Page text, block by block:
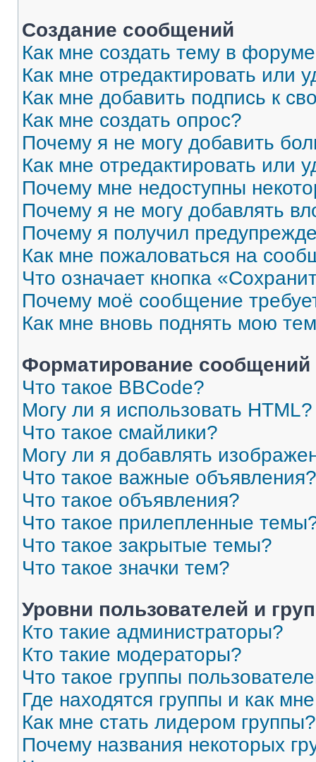
Создание сообщений
Как мне создать тему в
Как мне отредактировать или
Как мне добавить подпись к
Как мне создать опрос?
Почему я не могу добавить
Как мне отредактировать или
Почему мне недоступны
Почему я не могу добавлять
Почему я получил
Как мне пожаловаться на
Что означает кнопка
Почему моё сообщение
Как мне вновь поднять мою
Форматирование
Что такое BBCode?
Могу ли я использовать HTML?
Что такое смайлики?
Могу ли я добавлять
Что такое важные объявления?
Что такое объявления?
Что такое прилепленные
Что такое закрытые темы?
Что такое значки тем?
Уровни пользователей и
Кто такие администраторы?
Кто такие модераторы?
Что такое группы
Где находятся группы и как
Как мне стать лидером группы?
Почему названия некоторых